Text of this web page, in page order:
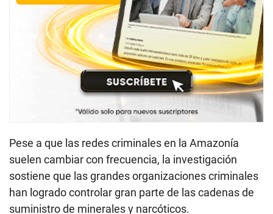
Pese a que las redes criminales en la Amazonía
suelen cambiar con frecuencia, la investigación
sostiene que las grandes organizaciones criminales
han logrado controlar gran parte de las cadenas de
suministro de minerales y narcóticos.